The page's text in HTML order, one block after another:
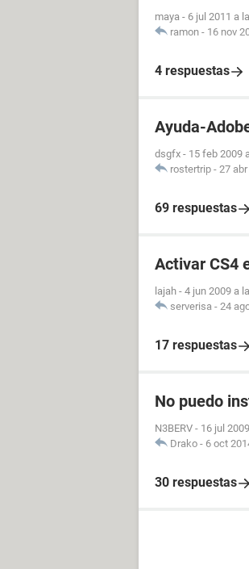
maya - 6 jul 2011 a
ramon - 16 nov
4 respuestas
Ayuda-
dsgfx - 15 feb 2009
rostertrip - 27
69 respuestas
Activar CS4
lajah - 4 jun 2009 a
serverisa - 24
17 respuestas
No puedo
N3BERV - 16 jul
Drako - 6 oct
30 respuestas